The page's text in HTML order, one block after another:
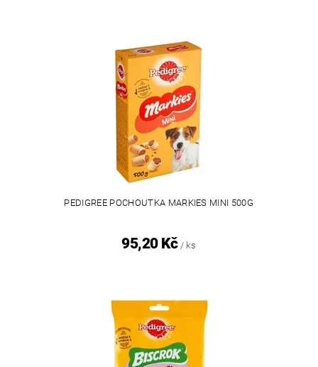
PEDIGREE POCHOUTKA MARKIES MINI 500G
95,20 Kč / ks